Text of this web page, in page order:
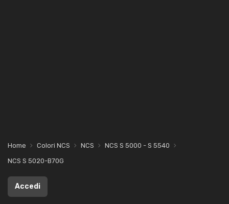
Home Colori NCS NCS
NCS S 5000 - S 5540
NCS S 5020-B70G
Accedi